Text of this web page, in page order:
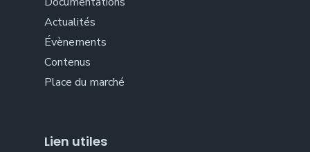
Actualités
Évènements
Contenus
Place du marché
Lien utiles